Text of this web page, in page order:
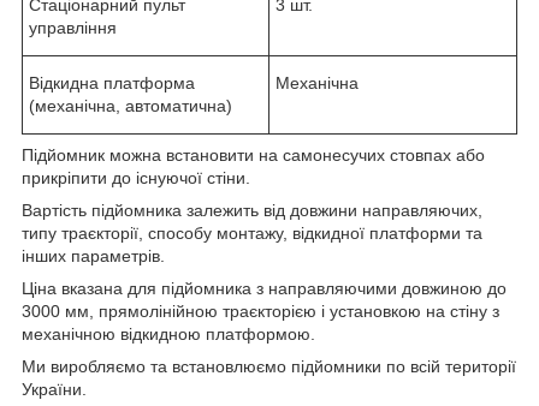
Стаціонарний пульт
управління
3 шт.
Відкидна платформа
(механічна, автоматична)
Механічна
Підйомник можна встановити на самонесучих стовпах або
прикріпити до існуючої стіни.
Вартість підйомника залежить від довжини направляючих,
типу траєкторії, способу монтажу, відкидної платформи та
інших параметрів.
Ціна вказана для підйомника з направляючими довжиною до
3000 мм, прямолінійною траєкторією і установкою на стіну з
механічною відкидною платформою.
Ми виробляємо та встановлюємо підйомники по всій території
України.